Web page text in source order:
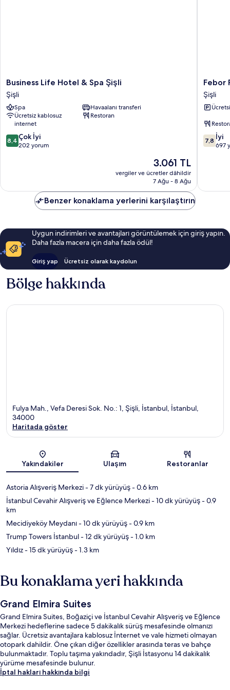
Business
Life
Hotel
&
Spa
Şişli
Şişli
Business Life Hotel & Spa Şişli
Şişli
Spa
Havaalanı transferi
Ücretsiz kablosuz
internet
Restoran
10
üzerinden
yorum
8,4 Çok İyi
202 yorum
Güncel
fiyat:
3.061 TL
3.061 TL
vergiler ve ücretler dâhildir
7 Ağu - 8 Ağu
Febor
Park
Hotel
Şişli
Febor
Şişli
10
7,8 İyi
697
Benzer konaklama yerlerini karşılaştırın
Uygun indirimleri ve avantajları görüntülemek için giriş yapın.
Daha fazla macera için daha fazla ödül!
Giriş yap Ücretsiz olarak kaydolun
Bölge hakkında
Fulya Mah., Vefa Deresi Sok. No.: 1, Şişli, İstanbul, İstanbul,
34000
Haritada göster
Yakındakiler Ulaşım Restoranlar
Astoria Alışveriş Merkezi- 7 dk yürüyüş- 0.6 km
İstanbul Cevahir Alışveriş ve Eğlence Merkezi- 10 dk yürüyüş- 0.9
km
Mecidiyeköy Meydanı- 10 dk yürüyüş- 0.9 km
Trump Towers İstanbul- 12 dk yürüyüş- 1.0 km
Yıldız- 15 dk yürüyüş- 1.3 km
Bu konaklama yeri hakkında
Grand Elmira Suites
Grand Elmira Suites, Boğaziçi ve İstanbul Cevahir Alışveriş ve Eğlence
Merkezi hedeflerine sadece 5 dakikalık sürüş mesafesinde olmanızı
sağlar. Ücretsiz avantajlara kablosuz İnternet ve vale hizmeti olmayan
otopark dahildir. Öne çıkan diğer özellikler arasında teras ve bahçe
bulunmaktadır. Toplu taşıma yakındadır, Şişli İstasyonu 14 dakikalık
yürüme mesafesinde bulunur.
İptal hakları hakkında bilgi